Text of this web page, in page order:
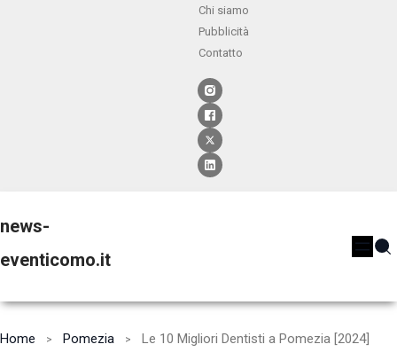
Chi siamo
Pubblicità
Contatto
news-
eventicomo.it
Home Pomezia Le 10 Migliori Dentisti a Pomezia [2024]